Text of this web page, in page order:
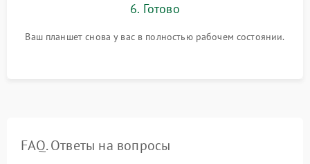
6. Готово
Ваш планшет снова у вас в полностью рабочем состоянии.
FAQ. Ответы на вопросы